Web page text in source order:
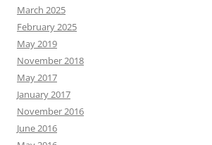
March 2025
February 2025
May 2019
November 2018
May 2017
January 2017
November 2016
June 2016